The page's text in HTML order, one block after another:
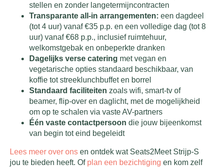
stellen en zonder langetermijncontracten
Transparante all-in arrangementen: een dagdeel
(tot 4 uur) vanaf €35 p.p. en een volledige dag (tot 8
uur) vanaf €68 p.p., inclusief ruimtehuur,
welkomstgebak en onbeperkte dranken
Dagelijks verse catering met vegan en
vegetarische opties standaard beschikbaar, van
koffie tot streeklunchbuffet en borrel
Standaard faciliteiten zoals wifi, smart-tv of
beamer, flip-over en daglicht, met de mogelijkheid
om op te schalen via vaste AV-partners
Één vaste contactpersoon die jouw bijeenkomst
van begin tot eind begeleidt
Lees meer over ons en ontdek wat Seats2Meet Strijp-S
jou te bieden heeft. Of plan een bezichtiging en kom zelf